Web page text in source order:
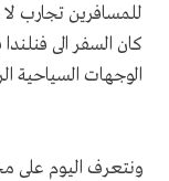
للمسافرين تجارب لا
كان السفر الى
الوجهات السياحية
ونتعرف اليوم على